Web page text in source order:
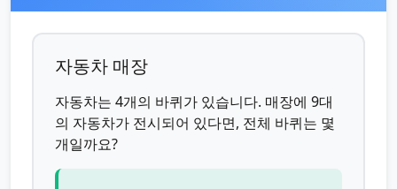
자동차 매장
자동차는 4개의 바퀴가 있습니다. 매장에 9대
의 자동차가 전시되어 있다면, 전체 바퀴는 몇
개일까요?